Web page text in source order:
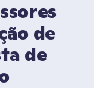
de
de